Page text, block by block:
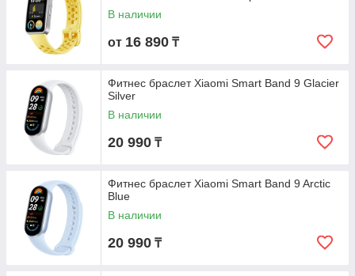
В наличии
от 16 890 ₸
Фитнес браслет Xiaomi Smart Band 9 Glacier
Silver
В наличии
20 990 ₸
Фитнес браслет Xiaomi Smart Band 9 Arctic
Blue
В наличии
20 990 ₸